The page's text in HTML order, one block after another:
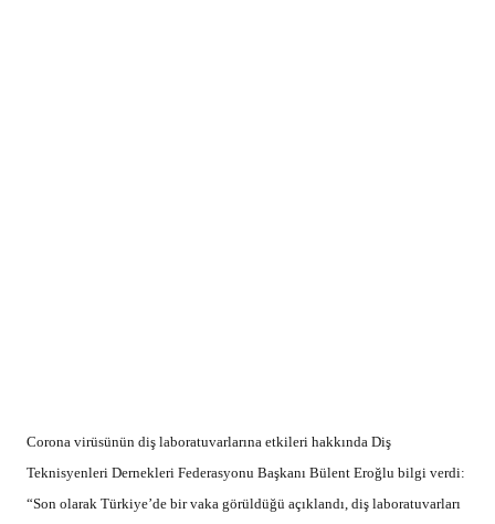
Corona virüsünün diş laboratuvarlarına etkileri hakkında Diş
Teknisyenleri Dernekleri Federasyonu Başkanı Bülent Eroğlu bilgi verdi:
“Son olarak Türkiye’de bir vaka görüldüğü açıklandı, diş laboratuvarları